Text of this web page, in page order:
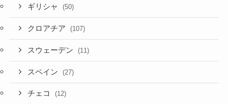
ギリシャ (50)
クロアチア (107)
スウェーデン (11)
スペイン (27)
チェコ (12)